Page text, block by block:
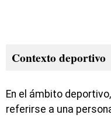
Contexto deportivo
En el ámbito
referirse a una